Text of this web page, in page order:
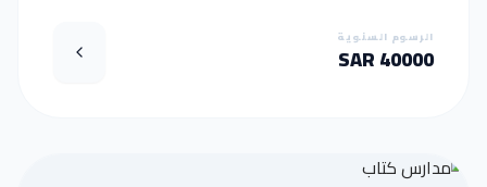
الرسوم السنوية
40000 SAR